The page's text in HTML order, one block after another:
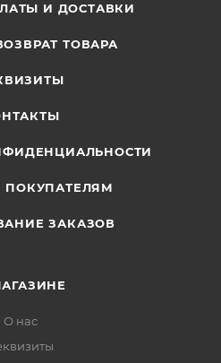
И ДОСТАВКИ
ТОВАРА
ЗАКАЗОВ
О нас